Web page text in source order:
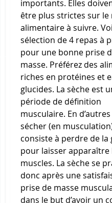
importants. Elles
être plus strictes sur le
alimentaire à suivre.
sélection de 4 repas à
pour une bonne prise
masse. Préférez des
riches en protéines et
glucides. La sèche est
période de définition
musculaire. En
sécher (en
consiste à perdre de la
pour laisser apparaître
muscles. La sèche se
donc après une
prise de masse
dans le but d’avoir un